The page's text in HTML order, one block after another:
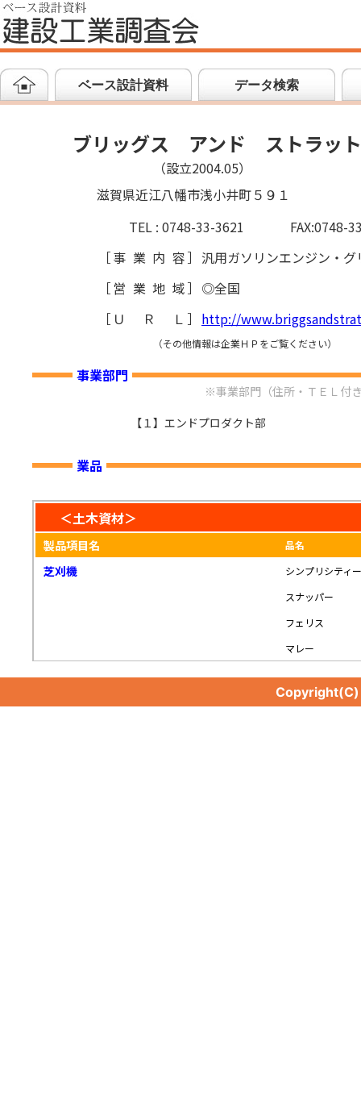
ベース設計資料 データ検索
ブリッグス アンド ストラッ
（設立2004.05）
滋賀県近江八幡市浅小井町５９１
TEL : 0748-33-3621
FAX:0748-
［事業内容］ 汎用ガソリンエンジン・
［ 営業地域］ ◎全国
［ ＵＲＬ ］ http://
（その他情報は企業ＨＰをご覧ください）
事業部門
※事業部門（住所・ＴＥＬ付
【１】エンドプロダクト部
業品
＜土木資材＞
製品項目名 品名
芝刈機
シンプリシティー
スナッパー
フェリス
マレー